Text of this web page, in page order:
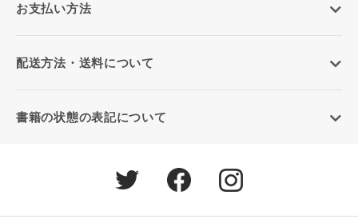
お支払い方法
配送方法・送料について
書籍の状態の表記について